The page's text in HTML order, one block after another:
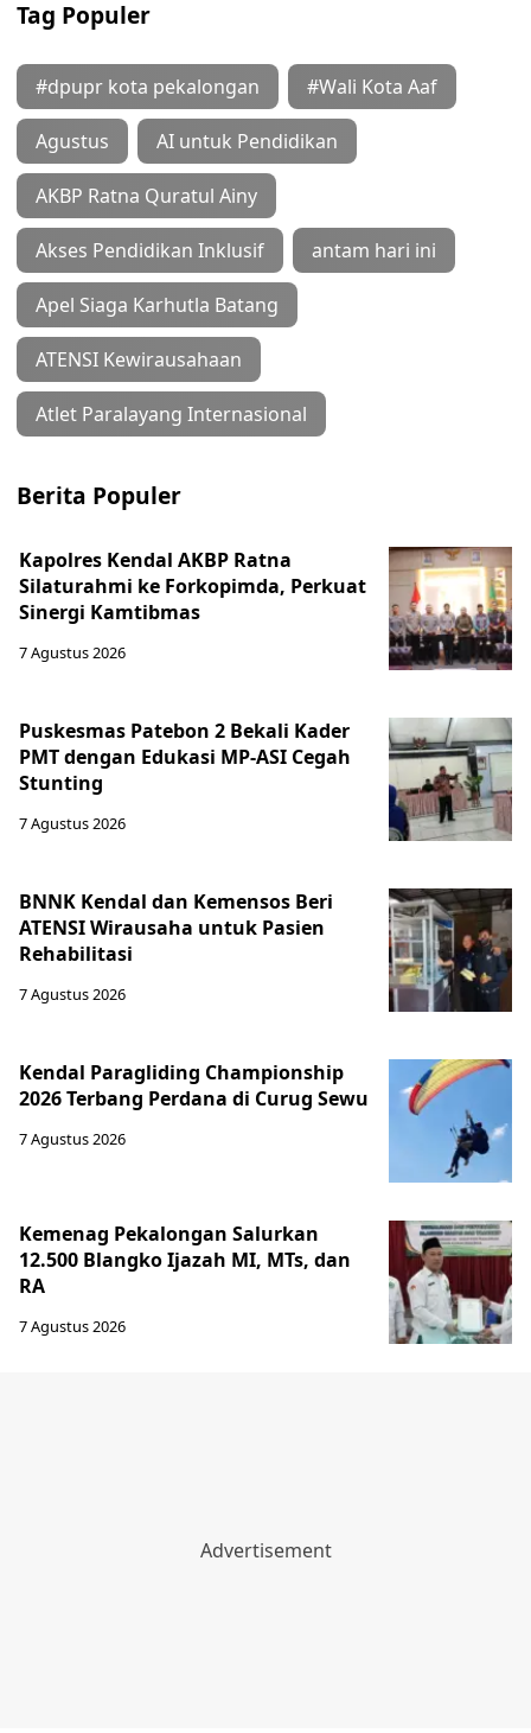
Tag Populer
#dpupr kota pekalongan #Wali Kota Aaf
Agustus AI untuk Pendidikan
AKBP Ratna Quratul Ainy
Akses Pendidikan Inklusif antam hari ini
Apel Siaga Karhutla Batang
ATENSI Kewirausahaan
Atlet Paralayang Internasional
Berita Populer
Kapolres Kendal AKBP Ratna
Silaturahmi ke Forkopimda, Perkuat
Sinergi Kamtibmas
7 Agustus 2026
Puskesmas Patebon 2 Bekali Kader
PMT dengan Edukasi MP-ASI Cegah
Stunting
7 Agustus 2026
BNNK Kendal dan Kemensos Beri
ATENSI Wirausaha untuk Pasien
Rehabilitasi
7 Agustus 2026
Kendal Paragliding Championship
2026 Terbang Perdana di Curug Sewu
7 Agustus 2026
Kemenag Pekalongan Salurkan
12.500 Blangko Ijazah MI, MTs, dan
RA
7 Agustus 2026